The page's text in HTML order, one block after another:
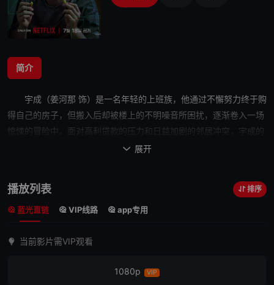
简介
宇成（姜河那 饰）是一名年轻的上班族，他通过不懈努力终于购
得自己的房子，但搬入后却被楼上的不明噪音所困扰，逐渐卷入一场
惊悚的冒险中。面对高利贷款的压力和日益加剧的 邻居冲突，宇成的
 展开
播放列表 排序
蓝光直链 VIP线路 app专用
当前影片需VIP观看
1080p VIP